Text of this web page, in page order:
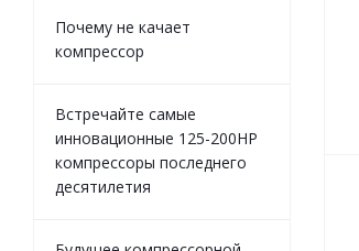
Почему не качает
компрессор
Встречайте самые
инновационные 125-200HP
компрессоры последнего
десятилетия